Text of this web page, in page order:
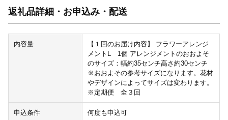
返礼品詳細・お申込み・配送
内容量
【１回のお届け内容】 フラワーアレンジ
メントL 1個 アレンジメントのおおよそ
のサイズ：幅約35センチ高さ約30センチ
※おおよその参考サイズになります。花材
やデザインによってサイズは変わります。
※定期便 全３回
申込条件 何度も申込可